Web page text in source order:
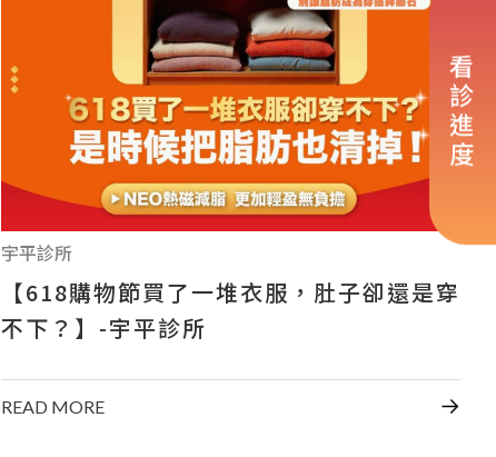
看診進度
宇平診所
【618購物節買了一堆衣服，肚子卻還是穿
不下？】-宇平診所
READ MORE